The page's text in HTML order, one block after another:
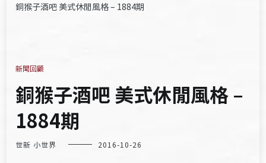
銅猴子酒吧 美式休閒風格 – 1884期
新聞回顧
銅猴子酒吧 美式休閒風格 –
1884期
世新 小世界 2016-10-26